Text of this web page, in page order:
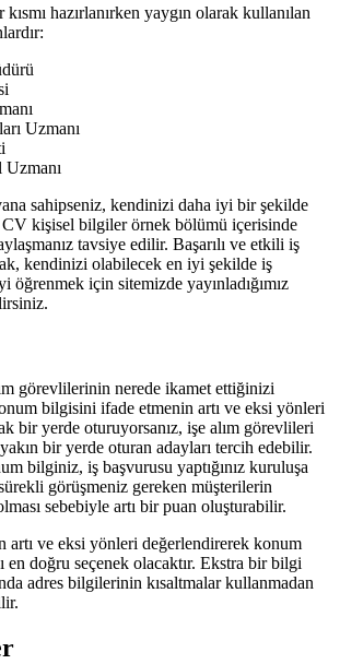
hazırlanırken yaygın olarak kullanılan
Uzmanı
sahipseniz, kendinizi daha iyi bir şekilde
kişisel bilgiler örnek bölümü içerisinde
tavsiye edilir. Başarılı ve etkili iş
kendinizi olabilecek en iyi şekilde iş
öğrenmek için sitemizde yayınladığımız
görevlilerinin nerede ikamet ettiğinizi
bilgisini ifade etmenin artı ve eksi yönleri
bir yerde oturuyorsanız, işe alım görevlileri
bir yerde oturan adayları tercih edebilir.
bilginiz, iş başvurusu yaptığınız kuruluşa
görüşmeniz gereken müşterilerin
sebebiyle artı bir puan oluşturabilir.
artı ve eksi yönleri değerlendirerek konum
en doğru seçenek olacaktır. Ekstra bir bilgi
adres bilgilerinin kısaltmalar kullanmadan